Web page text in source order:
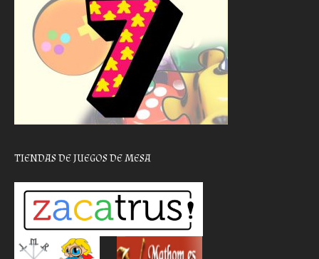
TIENDAS DE JUEGOS DE MESA